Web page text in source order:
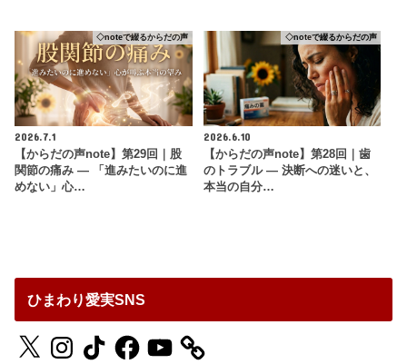
◇noteで綴るからだの声
2026.7.1
【からだの声note】第29回｜股
関節の痛み ― 「進みたいのに進
めない」心…
◇noteで綴るからだの声
2026.6.10
【からだの声note】第28回｜歯
のトラブル ― 決断への迷いと、
本当の自分…
ひまわり愛実SNS
X InstagramTikTokFacebookYouTube